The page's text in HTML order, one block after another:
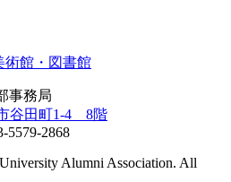
部事務局
谷田町1-4 8階
5579-2868
Alumni Association. All